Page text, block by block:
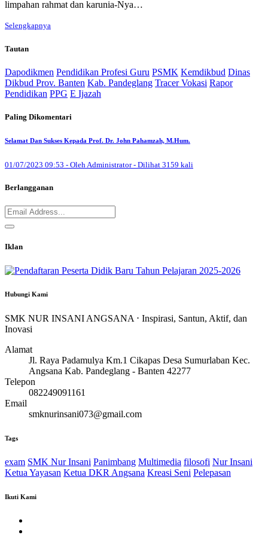
limpahan rahmat dan karunia-Nya…
Selengkapnya
Tautan
Dapodikmen Pendidikan Profesi Guru PSMK Kemdikbud Dinas
Dikbud Prov. Banten Kab. Pandeglang Tracer Vokasi Rapor
Pendidikan PPG E Ijazah
Paling Dikomentari
Selamat Dan Sukses Kepada Prof. Dr. John Pahamzah, M.Hum.
01/07/2023 09:53 - Oleh Administrator - Dilihat 3159 kali
Berlangganan
Iklan
Hubungi Kami
SMK NUR INSANI ANGSANA ⋅ Inspirasi, Santun, Aktif, dan
Inovasi
Alamat
Jl. Raya Padamulya Km.1 Cikapas Desa Sumurlaban Kec.
Angsana Kab. Pandeglang - Banten 42277
Telepon
082249091161
Email
smknurinsani073@gmail.com
Tags
exam SMK Nur Insani Panimbang Multimedia filosofi Nur Insani
Ketua Yayasan Ketua DKR Angsana Kreasi Seni Pelepasan
Ikuti Kami